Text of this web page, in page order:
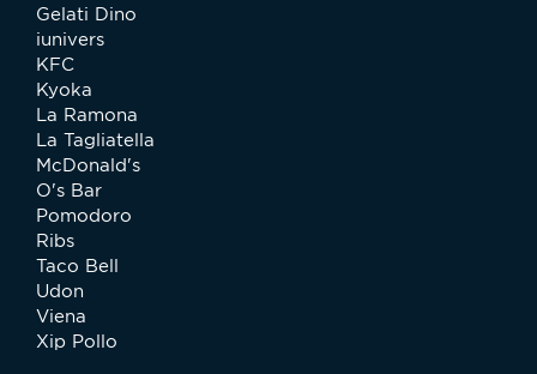
Gelati Dino
iunivers
KFC
Kyoka
La Ramona
La Tagliatella
McDonald's
O's Bar
Pomodoro
Ribs
Taco Bell
Udon
Viena
Xip Pollo